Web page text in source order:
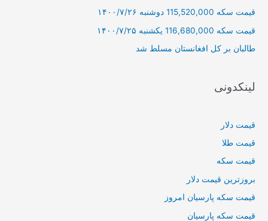
اقیمت سکه 115,520,000 دوشنبه ۱۴۰۰/۷/۲۶
قیمت سکه 116,680,000 یکشنبه ۱۴۰۰/۷/۲۵
طالبان بر كل افغانستان مسلط شد
لینکدونی
قیمت دلار
قیمت طلا
قیمت سکه
بروزترین قیمت دلار
قیمت سکه پارسیان امروز
قیمت سکه پارسیان